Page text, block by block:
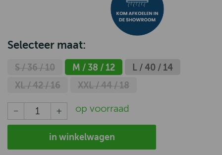
Selecteer maat:
S / 36 / 10 M / 38 / 12
L / 40 / 14
XL / 42 / 16
XXL / 44 / 18
op voorraad
in winkelwagen